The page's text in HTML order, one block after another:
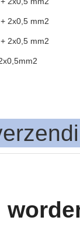
2x0,5 mm2
2x0,5 mm2